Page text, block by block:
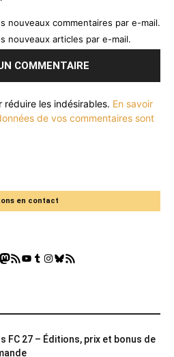
nouveaux commentaires par e-mail.
nouveaux articles par e-mail.
réduire les indésirables. En savoir
de vos commentaires sont
en contact
Mastodon
Flux RSSYouTube
Tumblr
Instagram
Bluesky
GestGame
FC 27 – Éditions, prix et bonus de